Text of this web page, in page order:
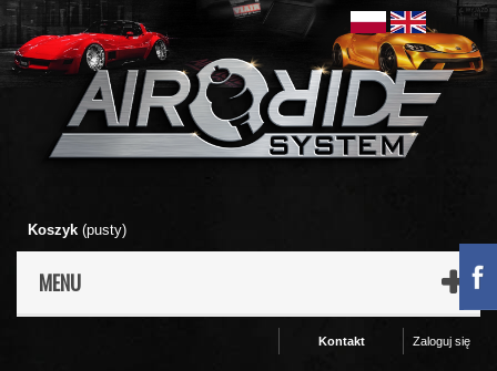
Koszyk (pusty)
MENU
Zaloguj się
Kontakt